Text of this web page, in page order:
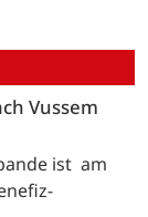
Vussem
ist am